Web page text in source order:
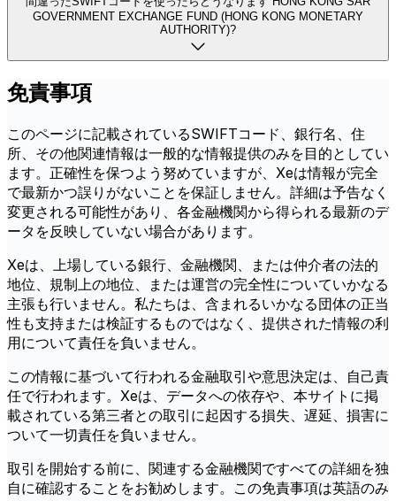
GOVERNMENT EXCHANGE FUND (HONG KONG MONETARY
AUTHORITY)?
免責事項
このページに記載されているSWIFTコード、銀行名、住
所、その他関連情報は一般的な情報提供のみを目的としてい
ます。正確性を保つよう努めていますが、Xeは情報が完全
で最新かつ誤りがないことを保証しません。詳細は予告なく
変更される可能性があり、各金融機関から得られる最新のデ
ータを反映していない場合があります。
Xeは、上場している銀行、金融機関、または仲介者の法的
地位、規制上の地位、または運営の完全性についていかなる
主張も行いません。私たちは、含まれるいかなる団体の正当
性も支持または検証するものではなく、提供された情報の利
用について責任を負いません。
この情報に基づいて行われる金融取引や意思決定は、自己責
任で行われます。Xeは、データへの依存や、本サイトに掲
載されている第三者との取引に起因する損失、遅延、損害に
ついて一切責任を負いません。
取引を開始する前に、関連する金融機関ですべての詳細を独
自に確認することをお勧めします。この免責事項は英語のみ